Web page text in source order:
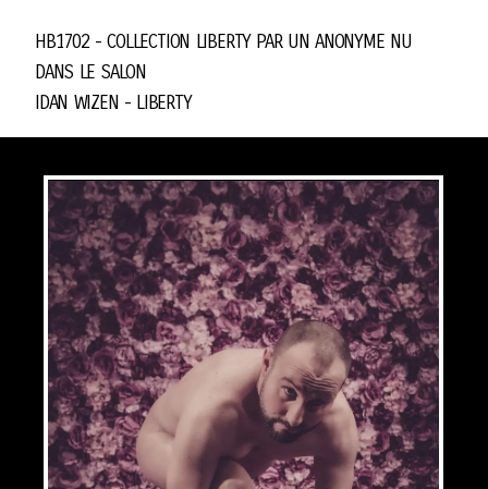
HB1702 - Collection Liberty parUn Anonyme Nu
Dans Le Salon
Idan Wizen - Liberty